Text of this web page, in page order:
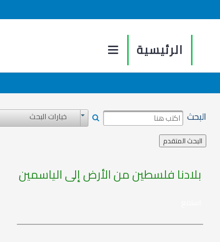
الرئيسية
البحث خيارات البحث
بلادنا فلسطين من الأرض إلى الياسمين